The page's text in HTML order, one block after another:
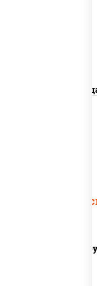
Быстрые
Доставка в